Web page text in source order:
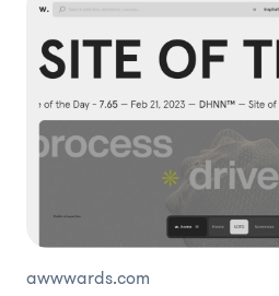
awwwards.com